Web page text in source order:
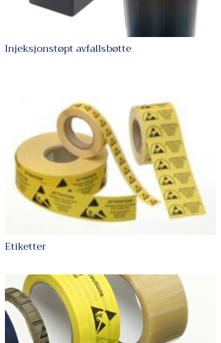
Injeksjonstøpt avfallsbøtte
Etiketter